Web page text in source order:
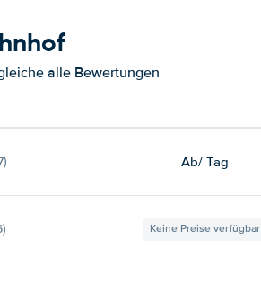
alle Bewertungen
Ab/ Tag
Keine Preise verfügbar